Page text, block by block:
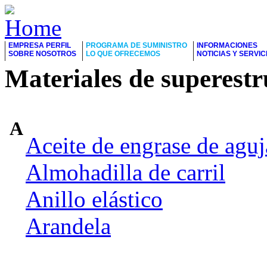
EMPRESA PERFIL
SOBRE NOSOTROS
PROGRAMA DE SUMINISTRO
LO QUE OFRECEMOS
INFORMACIONES
NOTICIAS Y
Materiales de
A
Aceite de engrase de
Almohadilla de carril
Anillo elástico
Arandela